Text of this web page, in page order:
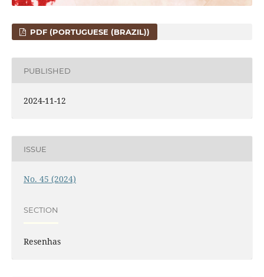
PDF (PORTUGUESE (BRAZIL))
PUBLISHED
2024-11-12
ISSUE
No. 45 (2024)
SECTION
Resenhas